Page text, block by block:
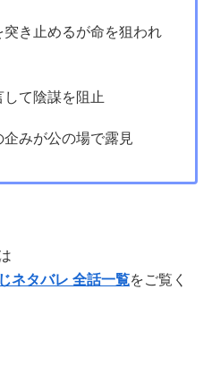
き止めるが命を狙われ
て陰謀を阻止
みが公の場で露見
ネタバレ 全話一覧をご覧く